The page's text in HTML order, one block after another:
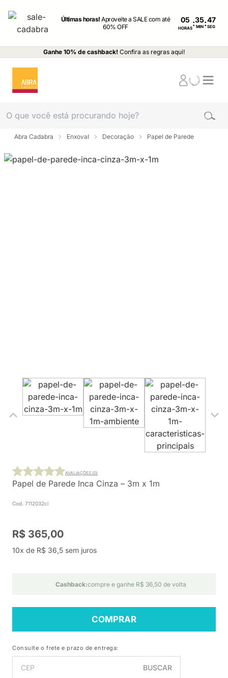
Últimas horas!Aproveite a SALE com até
60% OFF
05
HORAS: MIN : SEG
Ganhe 10% de cashback! Confira as regras aqui!
Abra Cadabra Enxoval Decoração Papel de Parede
Papel de Parede Inca Cinza – 3m x 1m
Cod. 7112032ci
AVALIAÇÕES (0)
R$ 365,00
10x de R$ 36,5 sem juros
Cashback:compre e ganhe R$ 36,50 de volta
COMPRAR
Consulte o frete e prazo de entrega:
BUSCAR